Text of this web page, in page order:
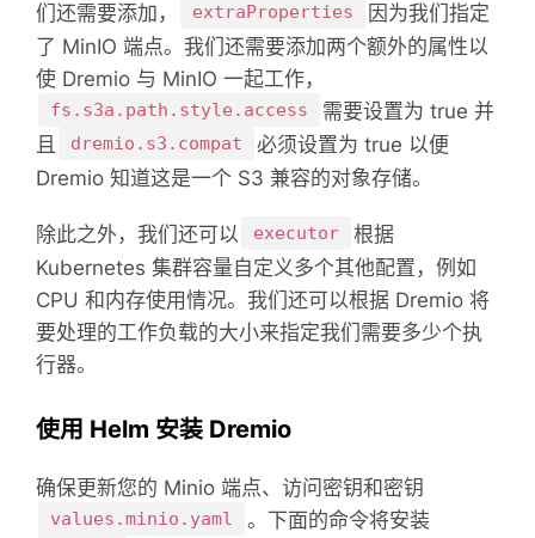
们还需要添加，
extraProperties
因为我们指定
了 MinIO 端点。 我们还需要添加两个额外的属性以
使 Dremio 与 MinIO 一起工作，
fs.s3a.path.style.access
需要设置为 true 并
且
dremio.s3.compat
必须设置为 true 以便
Dremio 知道这是一个 S3 兼容的对象存储。
除此之外，我们还可以 executor
根据
Kubernetes 集群容量自定义多个其他配置，例如
CPU 和内存使用情况。 我们还可以根据 Dremio 将
要处理的工作负载的大小来指定我们需要多少个执
行器。
使用 Helm 安装 Dremio
确保更新您的 Minio 端点、访问密钥和密钥
values.minio.yaml 。 下面的命令将安装